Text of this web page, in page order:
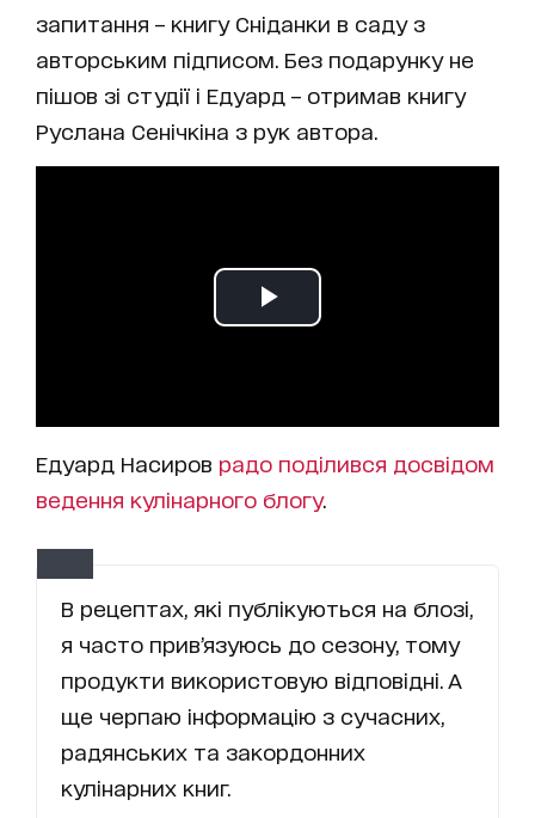
запитання – книгу Сніданки в саду з
авторським підписом. Без подарунку не
пішов зі студії і Едуард – отримав книгу
Руслана Сенічкіна з рук автора.
Едуард Насиров радо поділився досвідом
ведення кулінарного блогу.
В рецептах, які публікуються на блозі,
я часто прив’язуюсь до сезону, тому
продукти використовую відповідні. А
ще черпаю інформацію з сучасних,
радянських та закордонних
кулінарних книг.